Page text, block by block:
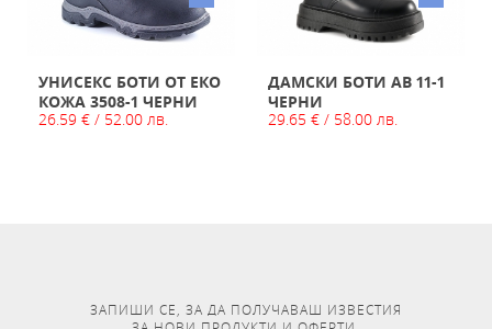
УНИСЕКС БОТИ ОТ ЕКО
КОЖА 3508-1 ЧЕРНИ
26.59 € / 52.00 лв.
ДАМСКИ БОТИ AB 11-1
ЧЕРНИ
29.65 € / 58.00 лв.
ЗАПИШИ СЕ, ЗА ДА ПОЛУЧАВАШ ИЗВЕСТИЯ